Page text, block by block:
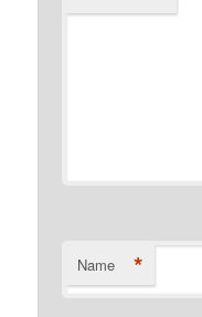
Name *